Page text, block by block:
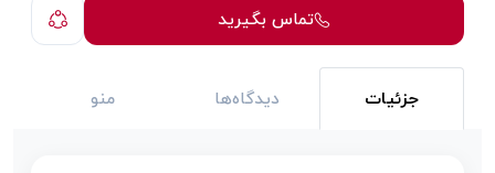
تماس بگیرید
جزئیات دیدگاه‌ها منو